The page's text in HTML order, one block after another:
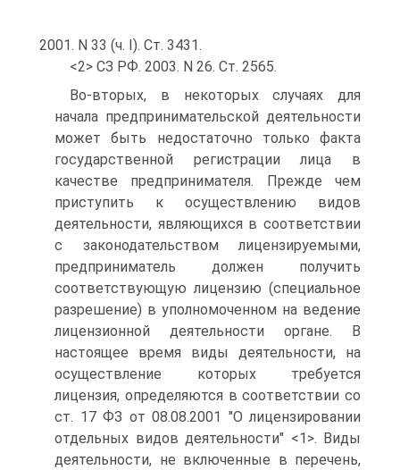
2001. N 33 (ч. I). Ст. 3431.
<2> СЗ РФ. 2003. N 26. Ст. 2565.
Во-вторых, в некоторых случаях для
начала предпринимательской деятельности
может быть недостаточно только факта
государственной регистрации лица в
качестве предпринимателя. Прежде чем
приступить к осуществлению видов
деятельности, являющихся в соответствии
с законодательством лицензируемыми,
предприниматель должен получить
соответствующую лицензию (специальное
разрешение) в уполномоченном на ведение
лицензионной деятельности органе. В
настоящее время виды деятельности, на
осуществление которых требуется
лицензия, определяются в соответствии со
ст. 17 ФЗ от 08.08.2001 "О лицензировании
отдельных видов деятельности" <1>. Виды
деятельности, не включенные в перечень,